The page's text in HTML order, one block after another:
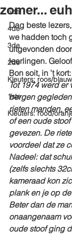
5de
4de
3de
2de
Kleuters: roos/
1ste
Kleuters: rood/
zomer...
Dag beste lezers,
we hadden toch
uitgevonden
leerlingen.
Bon soit, in ’t kort:
Tot 1974 werd
bergen
rieten manden,
of een oude
gevezen. De
voordeel dat ze
Nadeel: dat
(zelfs slechts
kameraad kon
plank en je op
Beter dan de
onaangenaam
oude stoof ging